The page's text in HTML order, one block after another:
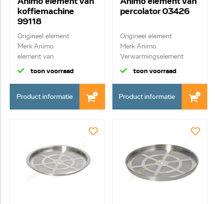
koffiemachine
99118
Origineel element
Merk Animo
element van
warmhoudplaat
toon voorraad
Product informatie
percolator 03426
Origineel element
Merk Animo
Verwarmingselement
1500w
toon voorraad
Product informatie